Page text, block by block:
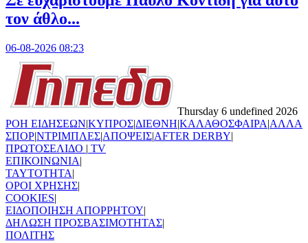
τον άθλο...
06-08-2026 08:23
Thursday 6 undefined 2026
ΡΟΗ ΕΙΔΗΣΕΩΝ|ΚΥΠΡΟΣ|ΔΙΕΘΝΗ|ΚΑΛΑΘΟΣΦΑΙΡΑ|ΑΛΛΑ
ΣΠΟΡ|ΝΤΡΙΜΠΛΕΣ|ΑΠΟΨΕΙΣ|AFTER DERBY|
ΠΡΩΤΟΣΕΛΙΔΟ | TV
ΕΠΙΚΟΙΝΩΝΙΑ|
TAYTOTHTA|
ΟΡΟΙ ΧΡΗΣΗΣ|
COOKIES|
ΕΙΔΟΠΟΙΗΣΗ ΑΠΟΡΡΗΤΟΥ|
ΔΗΛΩΣΗ ΠΡΟΣΒΑΣΙΜΟΤΗΤΑΣ|
ΠΟΛΙΤΗΣ